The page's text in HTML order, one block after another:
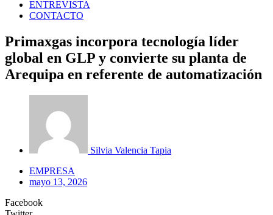
ENTREVISTA
CONTACTO
Primaxgas incorpora tecnología líder
global en GLP y convierte su planta de
Arequipa en referente de automatización
Silvia Valencia Tapia
EMPRESA
mayo 13, 2026
Facebook